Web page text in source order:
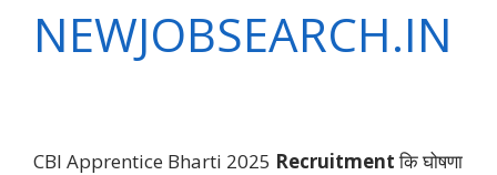
NEWJOBSEARCH.IN
CBI Apprentice Bharti 2025 Recruitmentकि घोषणा